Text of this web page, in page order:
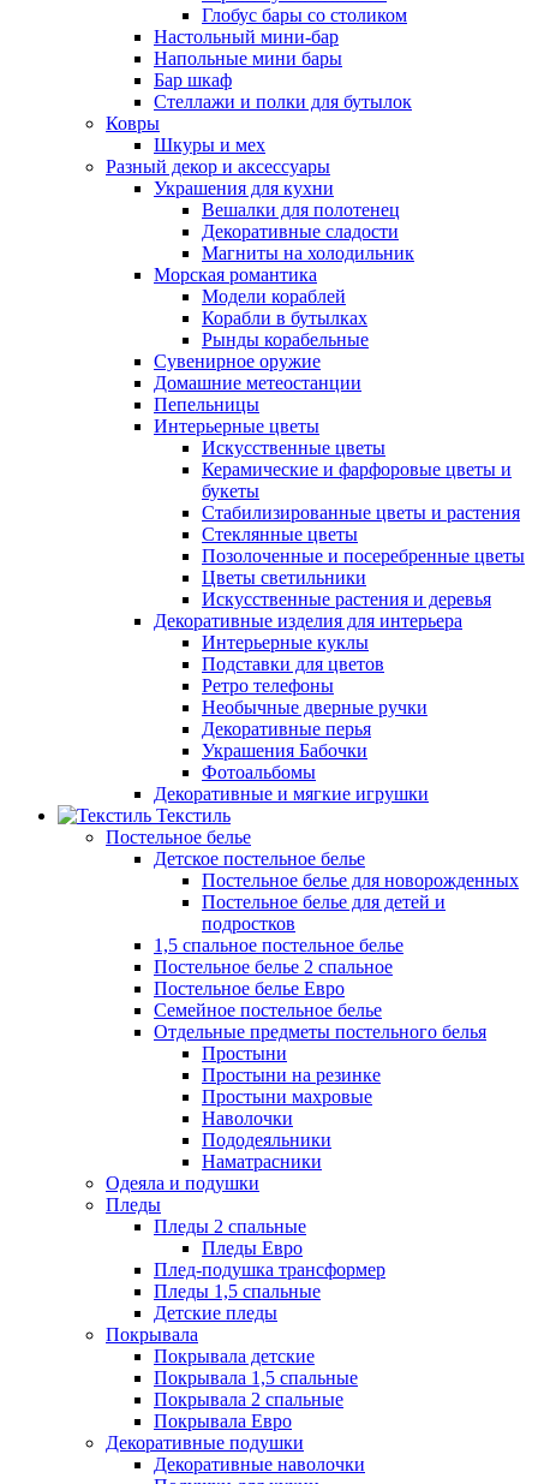
Глобус бары со столиком
Настольный мини-бар
Напольные мини бары
Бар шкаф
Стеллажи и полки для бутылок
Ковры
Шкуры и мех
Разный декор и аксессуары
Украшения для кухни
Вешалки для полотенец
Декоративные сладости
Магниты на холодильник
Морская романтика
Модели кораблей
Корабли в бутылках
Рынды корабельные
Сувенирное оружие
Домашние метеостанции
Пепельницы
Интерьерные цветы
Искусственные цветы
Керамические и фарфоровые цветы и
букеты
Стабилизированные цветы и растения
Стеклянные цветы
Позолоченные и посеребренные цветы
Цветы светильники
Искусственные растения и деревья
Декоративные изделия для интерьера
Интерьерные куклы
Подставки для цветов
Ретро телефоны
Необычные дверные ручки
Декоративные перья
Украшения Бабочки
Фотоальбомы
Декоративные и мягкие игрушки
Текстиль
Постельное белье
Детское постельное белье
Постельное белье для новорожденных
Постельное белье для детей и
подростков
1,5 спальное постельное белье
Постельное белье 2 спальное
Постельное белье Евро
Семейное постельное белье
Отдельные предметы постельного белья
Простыни
Простыни на резинке
Простыни махровые
Наволочки
Пододеяльники
Наматрасники
Одеяла и подушки
Пледы
Пледы 2 спальные
Пледы Евро
Плед-подушка трансформер
Пледы 1,5 спальные
Детские пледы
Покрывала
Покрывала детские
Покрывала 1,5 спальные
Покрывала 2 спальные
Покрывала Евро
Декоративные подушки
Декоративные наволочки